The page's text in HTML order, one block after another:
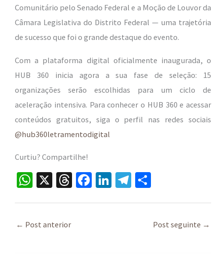
Comunitário pelo Senado Federal e a Moção de Louvor da
Câmara Legislativa do Distrito Federal — uma trajetória
de sucesso que foi o grande destaque do evento.
Com a plataforma digital oficialmente inaugurada, o
HUB 360 inicia agora a sua fase de seleção: 15
organizações serão escolhidas para um ciclo de
aceleração intensiva. Para conhecer o HUB 360 e acessar
conteúdos gratuitos, siga o perfil nas redes sociais
@hub360letramentodigital
Curtiu? Compartilhe!
W
sA
X
T
Fa Li Te
e
← Post anterior Post seguinte →